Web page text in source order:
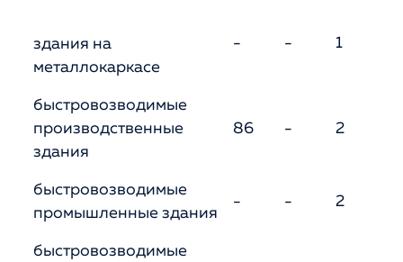
здания на
металлокаркасе
- - 1
быстровозводимые
производственные
здания
86 - 2
быстровозводимые
промышленные здания
- - 2
быстровозводимые